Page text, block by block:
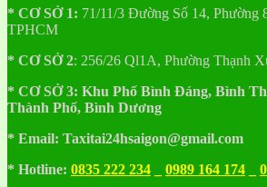
* CƠ SỞ 1: 71/11/3 Đường Số 14, Phường
TPHCM
* CƠ SỞ 2: 256/26 Ql1A, Phường Thạnh
* CƠ SỞ 3: Khu Phố Bình Đáng, Bình
Thành Phố, Bình Dương
* Email: Taxitai24hsaigon@gmail.com
* Hotline: 0835 222 234 0989 164 174